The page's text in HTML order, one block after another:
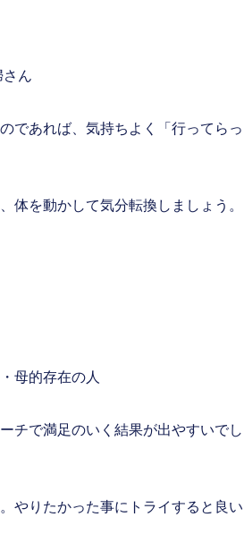
ん
であれば、気持ちよく「行ってらっ
体を動かして気分転換しましょう。
母的存在の人
チで満足のいく結果が出やすいでし
やりたかった事にトライすると良い